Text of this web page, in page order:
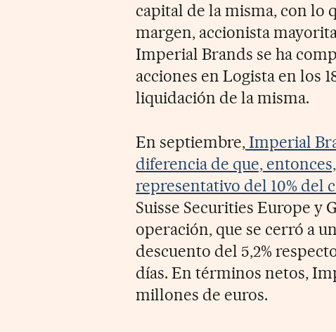
capital de la misma, con lo
margen, accionista
Imperial Brands se ha
acciones en Logista en los
liquidación de la misma.
En septiembre,Imperial
diferencia de que,
representativo del 10% del
Suisse Securities Europe y
operación, que se cerró a
descuento del 5,2%
días. En términos netos,
millones de euros.